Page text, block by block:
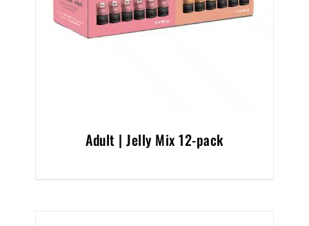
Adult | Jelly Mix 12-pack